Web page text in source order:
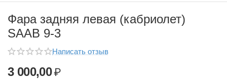
Фара задняя левая (кабриолет)
SAAB 9-3
Написать отзыв
3 000,00₽